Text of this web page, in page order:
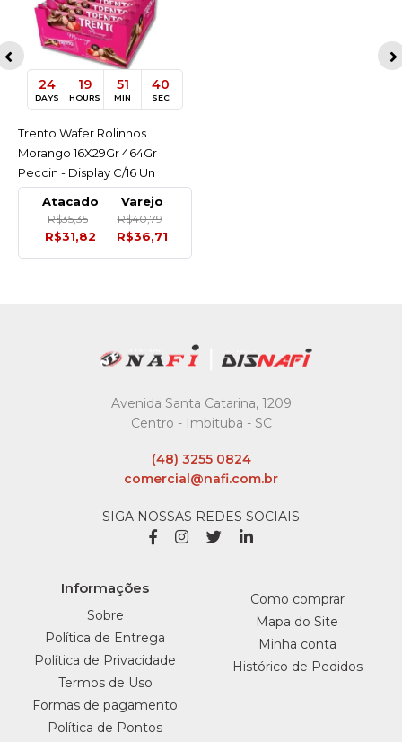
ACESSAR
24
DAYS
19
HOURS
51
MIN
40
SEC
Trento Wafer Rolinhos
Morango 16X29Gr 464Gr
Peccin - Display C/16 Un
Atacado
R$35,35
R$31,82
Varejo
R$40,79
R$36,71
Avenida Santa Catarina, 1209
Centro - Imbituba - SC
(48) 3255 0824
comercial@nafi.com.br
SIGA NOSSAS REDES SOCIAIS
Informações
Sobre
Política de Entrega
Política de Privacidade
Termos de Uso
Formas de pagamento
Política de Pontos
Como comprar
Mapa do Site
Minha conta
Histórico de Pedidos